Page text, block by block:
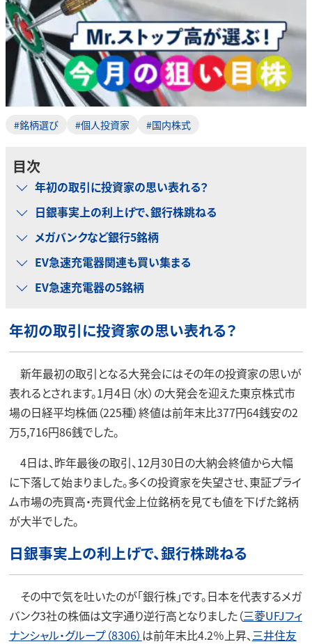
#銘柄選び #個人投資家 #国内株式
目次
年初の取引に投資家の思い表れる？
日銀事実上の利上げで、銀行株跳ねる
メガバンクなど銀行5銘柄
EV急速充電器関連も買い集まる
EV急速充電器の5銘柄
年初の取引に投資家の思い表れる？
新年最初の取引となる大発会にはその年の投資家の思いが
表れるとされます。1月4日（水）の大発会を迎えた東京株式市
場の日経平均株価（225種）終値は前年末比377円64銭安の2
万5,716円86銭でした。
4日は、昨年最後の取引、12月30日の大納会終値から大幅
に下落して始まりました。多くの投資家を失望させ、東証プライ
ム市場の売買高・売買代金上位銘柄を見ても値を下げた銘柄
が大半でした。
日銀事実上の利上げで、銀行株跳ねる
その中で気を吐いたのが「銀行株」です。日本を代表するメガ
バンク3社の株価は文字通り逆行高となりました（三菱UFJフィ
ナンシャル・グループ（8306） は前年末比4.2％上昇、 三井住友